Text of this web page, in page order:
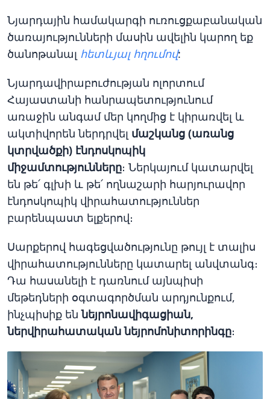
Նյարդային համակարգի ուռուցքաբանական
ծառայությունների մասին ավելին կարող եք
ծանոթանալ հետևյալ հղումով:
Նյարդավիրաբուժության ոլորտում
Հայաստանի հանրապետությունում
առաջին անգամ մեր կողմից է կիրառվել և
ակտիվորեն ներդրվել մաշկանց (առանց
կտրվածքի) էնդոսկոպիկ
միջամտությունները։ Ներկայում կատարվել
են թե՛ գլխի և թե՛ ողնաշարի հարյուրավոր
էնդոսկոպիկ վիրահատություններ
բարենպաստ ելքերով։
Սարքերով հագեցվածությունը թույլ է տալիս
վիրահատությունները կատարել անվտանգ։
Դա հասանելի է դառնում այնպիսի
մեթեդների օգտագործման արդյունքում,
ինչպիսիք եննեյրոնավիգացիան,
ներվիրահատական նեյրոմոնիտորինգը։